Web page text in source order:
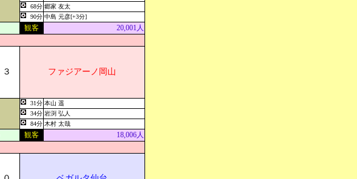
68分 郷家 友太
90分 中島 元彦[+3分]
観客
20,001人
３ ファジアーノ岡山
31分 本山 遥
34分 岩渕 弘人
84分 木村 太哉
観客
18,006人